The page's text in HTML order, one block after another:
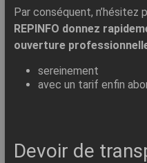
Par conséquent, n’hésitez
REPINFO donnez
ouverture
sereinement
avec un tarif enfin
Devoir de